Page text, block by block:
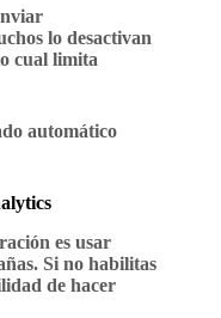
lo desactivan
cual limita
automático
es usar
Si no habilitas
de hacer